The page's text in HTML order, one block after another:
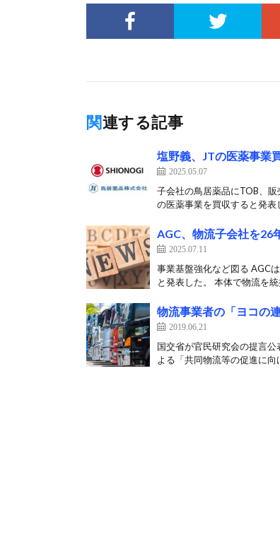
関連する記事
塩野義、JTの医薬事業
2025.05.07
子会社の鳥居薬品にTOB、
の医薬事業を買収すると発
AGC、物流子会社を26
2025.07.11
事業基盤強化など図る AGC
と発表した。 本体で物流を
物流事業者の「ヨコの
2019.06.21
国交省が官民研究会の提言
よる「共同物流等の促進に